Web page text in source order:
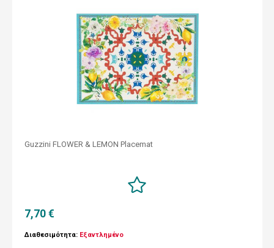
Guzzini FLOWER & LEMON Placemat
7,70 €
Διαθεσιμότητα: Εξαντλημένο